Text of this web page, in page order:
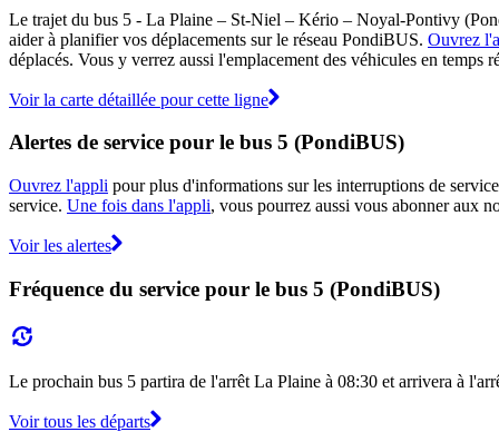
Le trajet du bus 5 - La Plaine – St-Niel – Kério – Noyal-Pontivy
aider à planifier vos déplacements sur le réseau PondiBUS. Ouvrez
déplacés. Vous y verrez aussi l'emplacement des véhicules en
Voir la carte détaillée pour cette ligne
Alertes de service pour le bus 5 (PondiBUS)
Ouvrez l'appli pour plus d'informations sur les interruptions de
service. Une fois dans l'appli, vous pourrez aussi vous abonner aux
Voir les alertes
Fréquence du service pour le bus 5 (PondiBUS)
Le prochain bus 5 partira de l'arrêt La Plaine à 08:30 et arrivera à
Voir tous les départs